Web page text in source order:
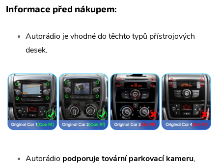
Informace před nákupem:
Autorádio je vhodné do těchto typů přístrojových
desek.
Autorádio podporuje tovární parkovací kameru,